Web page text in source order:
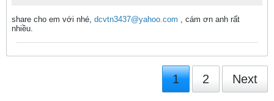
share cho em với nhé, dcvtn3437@yahoo.com , cám ơn anh rất
nhiều.
1 2 Next